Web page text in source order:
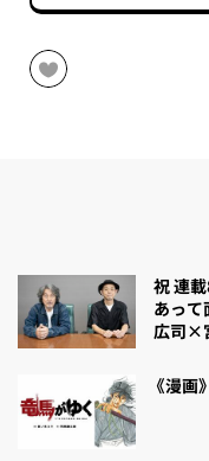
祝 連
あって
広司×
《漫